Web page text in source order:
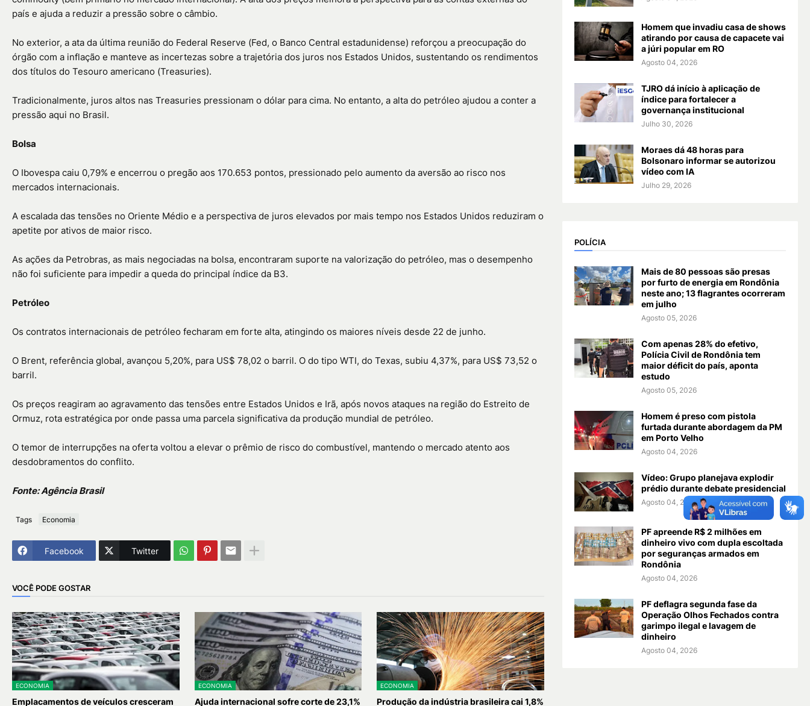
país e ajuda a reduzir a pressão sobre o câmbio.
No exterior, a ata da última reunião do Federal Reserve (Fed, o Banco Central estadunidense) reforçou a preocupação do
órgão com a inflação e manteve as incertezas sobre a trajetória dos juros nos Estados Unidos, sustentando os rendimentos
dos títulos do Tesouro americano (Treasuries).
Tradicionalmente, juros altos nas Treasuries pressionam o dólar para cima. No entanto, a alta do petróleo ajudou a conter a
pressão aqui no Brasil.
Bolsa
O Ibovespa caiu 0,79% e encerrou o pregão aos 170.653 pontos, pressionado pelo aumento da aversão ao risco nos
mercados internacionais.
A escalada das tensões no Oriente Médio e a perspectiva de juros elevados por mais tempo nos Estados Unidos reduziram o
apetite por ativos de maior risco.
As ações da Petrobras, as mais negociadas na bolsa, encontraram suporte na valorização do petróleo, mas o desempenho
não foi suficiente para impedir a queda do principal índice da B3.
Petróleo
Os contratos internacionais de petróleo fecharam em forte alta, atingindo os maiores níveis desde 22 de junho.
O Brent, referência global, avançou 5,20%, para US$ 78,02 o barril. O do tipo WTI, do Texas, subiu 4,37%, para US$ 73,52 o
barril.
Os preços reagiram ao agravamento das tensões entre Estados Unidos e Irã, após novos ataques na região do Estreito de
Ormuz, rota estratégica por onde passa uma parcela significativa da produção mundial de petróleo.
O temor de interrupções na oferta voltou a elevar o prêmio de risco do combustível, mantendo o mercado atento aos
desdobramentos do conflito.
Fonte: Agência Brasil
Tags Economia
Facebook Twitter
VOCÊ PODE GOSTAR
ECONOMIA
Emplacamentos de veículos cresceram
ECONOMIA
Ajuda internacional sofre corte de 23,1%
ECONOMIA
Produção da indústria brasileira cai 1,8%
Homem que invadiu casa de shows
atirando por causa de capacete vai
a júri popular em RO
Agosto 04, 2026
TJRO dá início à aplicação de
índice para fortalecer a
governança institucional
Julho 30, 2026
Moraes dá 48 horas para
Bolsonaro informar se autorizou
vídeo com IA
Julho 29, 2026
POLÍCIA
Mais de 80 pessoas são presas
por furto de energia em Rondônia
neste ano; 13 flagrantes ocorreram
em julho
Agosto 05, 2026
Com apenas 28% do efetivo,
Polícia Civil de Rondônia tem
maior déficit do país, aponta
estudo
Agosto 05, 2026
Homem é preso com pistola
furtada durante abordagem da PM
em Porto Velho
Agosto 04, 2026
Vídeo: Grupo planejava explodir
prédio durante debate presidencial
Agosto 04, 2026
PF apreende R$ 2 milhões em
dinheiro vivo com dupla escoltada
por seguranças armados em
Rondônia
Agosto 04, 2026
PF deflagra segunda fase da
Operação Olhos Fechados contra
garimpo ilegal e lavagem de
dinheiro
Agosto 04, 2026